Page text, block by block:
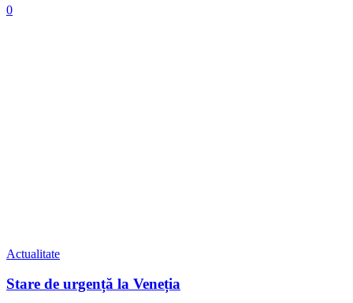
0
Actualitate
Stare de urgență la Veneția